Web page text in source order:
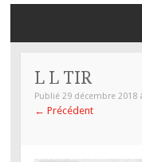
CONTENU
PRINCIPAL
L L TIR
Publié29 décembre 2018
← Précédent